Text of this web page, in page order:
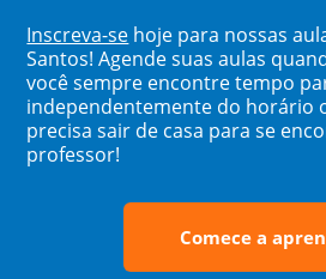
Inscreva-se hoje para nossas
Santos! Agende suas aulas
você sempre encontre tempo
independentemente do horário
precisa sair de casa para se
professor!
Comece a